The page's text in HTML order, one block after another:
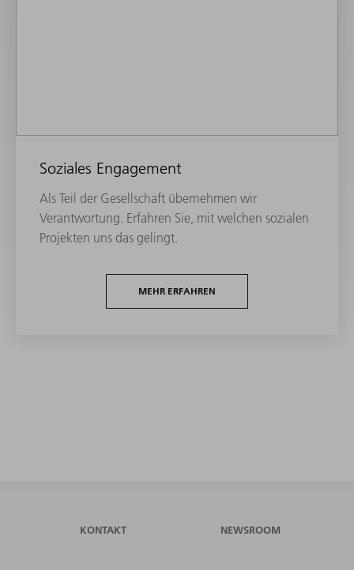
Soziales Engagement
Als Teil der Gesellschaft übernehmen wir
Verantwortung. Erfahren Sie, mit welchen sozialen
Projekten uns das gelingt.
MEHR ERFAHREN
KONTAKT NEWSROOM